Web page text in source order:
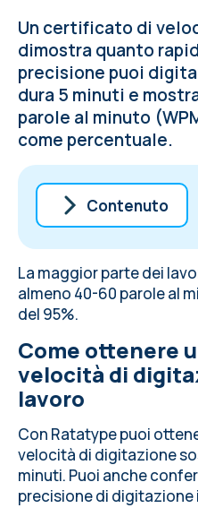
Un certificato di
dimostra quanto
precisione puoi
dura 5 minuti e
parole al minuto
come percentuale.
Contenuto
Come ottenere
digitazione per il
Chi ha bisogno di
di digitazione
La maggior parte dei
almeno 40-60 parole al
del 95%.
Come ottenere
velocità di
lavoro
Con Ratatype puoi
velocità di digitazione
minuti. Puoi anche
precisione di digitazione